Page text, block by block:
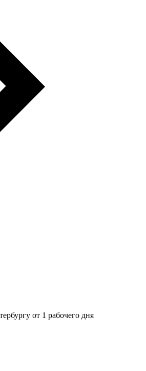
от 1 рабочего дня